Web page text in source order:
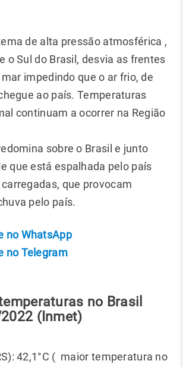
de alta pressão atmosférica ,
o Sul do Brasil, desvia as frentes
impedindo que o ar frio, de
ao país. Temperaturas
continuam a ocorrer na Região
sobre o Brasil e junto
que está espalhada pelo país
que provocam
pelo país.
no WhatsApp
no Telegram
no Brasil
(Inmet)
42,1°C ( maior temperatura no